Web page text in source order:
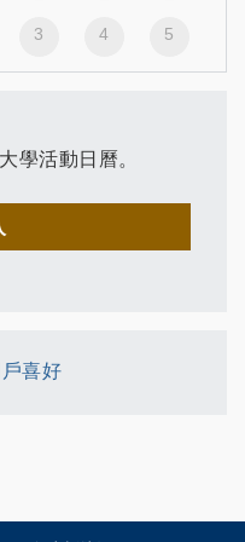
3 4 5
學活動日曆。
喜好